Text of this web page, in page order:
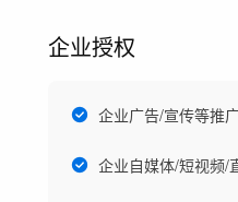
企业授权
企业广告/宣传等推
企业自媒体/短视频/